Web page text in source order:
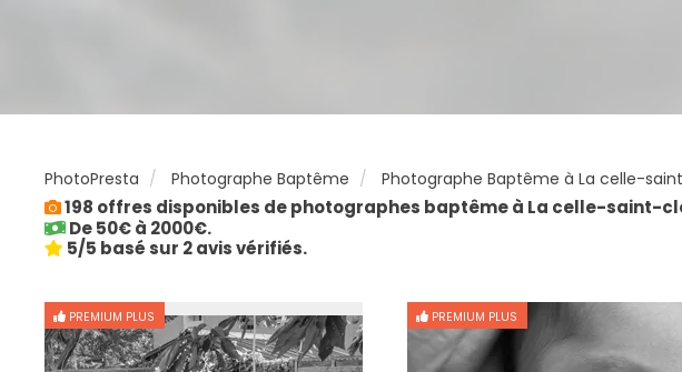
PhotoPresta Photographe Baptême Photographe Baptême à La celle-
198 offres disponibles de photographes baptême à La celle-saint-
De 50€ à 2000€.
5/5 basé sur 2 avis vérifiés.
PREMIUM PLUS PREMIUM PLUS